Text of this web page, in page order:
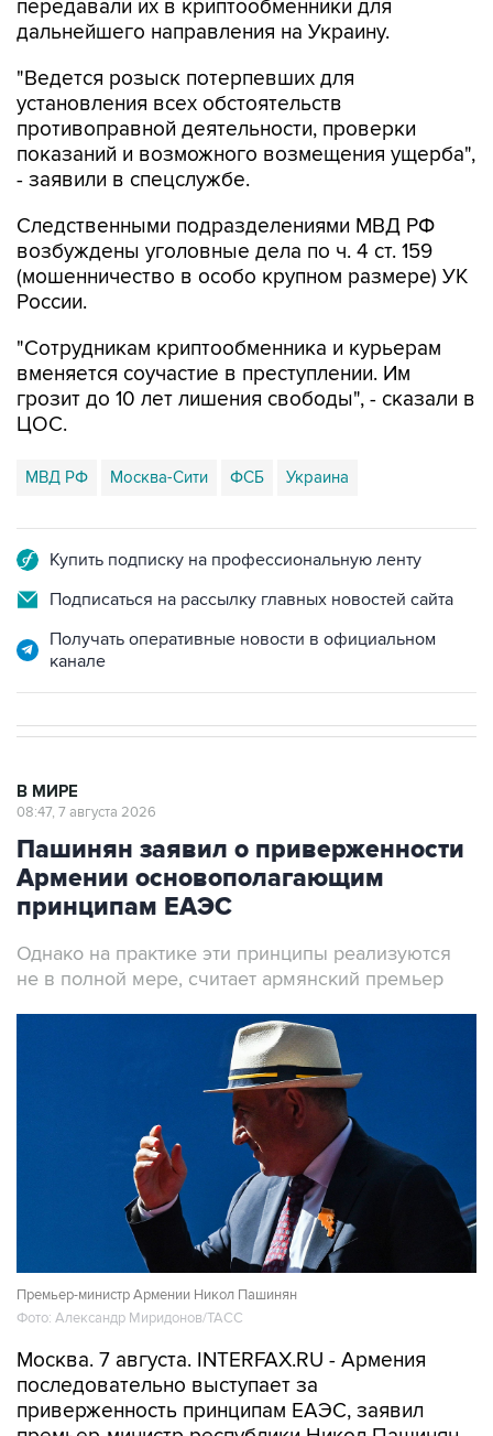
"Ведется розыск потерпевших для
противоправной деятельности, проверки
показаний и возможного возмещения ущерба",
- заявили в спецслужбе.
Следственными подразделениями МВД РФ
(мошенничество в особо крупном размере) УК
России.
"Сотрудникам криптообменника и курьерам
грозит до 10 лет лишения свободы", - сказали в
ЦОС.
МВД РФ
Подписаться на рассылку главных новостей сайта
Получать оперативные новости в официальном
Пашинян заявил о приверженности
Армении основополагающим
принципам ЕАЭС
Однако на практике эти принципы реализуются
Премьер-министр Армении Никол Пашинян
Фото: Александр Миридонов/ТАСС
Москва. 7 августа. INTERFAX.RU - Армения
приверженность принципам ЕАЭС, заявил
премьер-министр республики Никол Пашинян.